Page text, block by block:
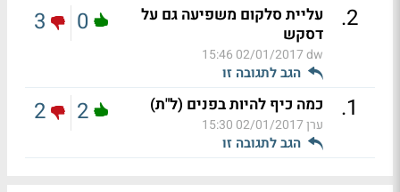
2
.
עליית סלקום משפיעה גם על
דסקש
dw
02/01/2017 15:46
הגב לתגובה זו
0
3
1
. כמה כיף להיות בפנים (ל"ת)
ערן02/01/2017 15:30
הגב לתגובה זו
2
2